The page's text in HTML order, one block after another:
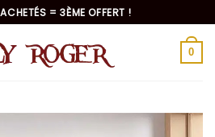
= 3ÈME OFFERT !
0